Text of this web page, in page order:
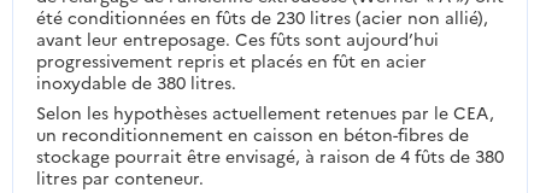
été conditionnées en fûts de 230 litres (acier non allié),
avant leur entreposage. Ces fûts sont aujourd’hui
progressivement repris et placés en fût en acier
inoxydable de 380 litres.
Selon les hypothèses actuellement retenues par le CEA,
un reconditionnement en caisson en béton-fibres de
stockage pourrait être envisagé, à raison de 4 fûts de 380
litres par conteneur.